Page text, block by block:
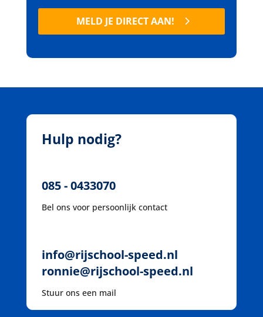
MELD JE DIRECT AAN!
Hulp nodig?
085 - 0433070
Bel ons voor persoonlijk contact
info@rijschool-speed.nl
ronnie@rijschool-speed.nl
Stuur ons een mail